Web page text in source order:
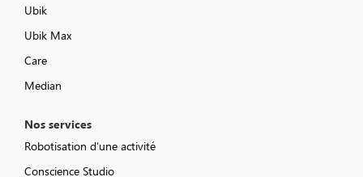
Ubik
Ubik Max
Care
Median
Nos services
Robotisation d’une activité
Conscience Studio